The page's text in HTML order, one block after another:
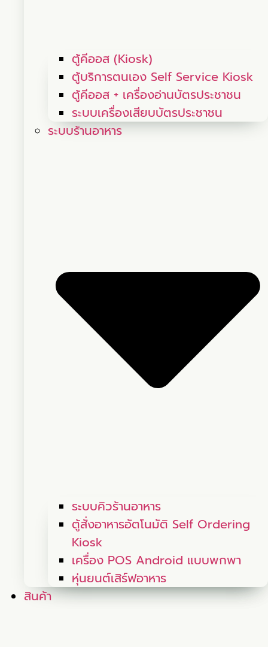
ตู้คีออส (Kiosk)
ตู้บริการตนเอง Self Service Kiosk
ตู้คีออส + เครื่องอ่านบัตรประชาชน
ระบบเครื่องเสียบบัตรประชาชน
ระบบร้านอาหาร
ระบบคิวร้านอาหาร
ตู้สั่งอาหารอัตโนมัติ Self Ordering
Kiosk
เครื่อง POS Android แบบพกพา
หุ่นยนต์เสิร์ฟอาหาร
สินค้า